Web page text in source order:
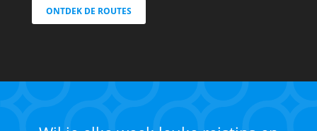
ONTDEK DE ROUTES